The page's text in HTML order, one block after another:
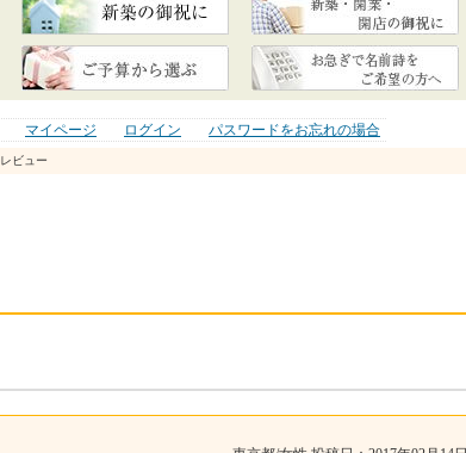
マイページ ログイン パスワードをお忘れの場合
ビュー